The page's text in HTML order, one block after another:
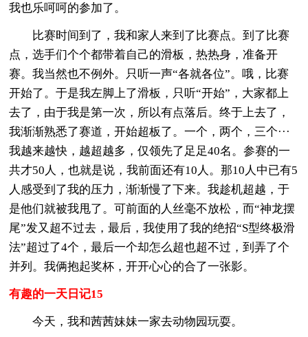
我也乐呵呵的参加了。
比赛时间到了，我和家人来到了比赛点。到了比赛
点，选手们个个都带着自己的滑板，热热身，准备开
赛。我当然也不例外。只听一声“各就各位”。哦，比赛
开始了。于是我左脚上了滑板，只听“开始”，大家都上
去了，由于我是第一次，所以有点落后。终于上去了，
我渐渐熟悉了赛道，开始超板了。一个，两个，三个···
我越来越快，越超越多，仅领先了足足40名。参赛的一
共才50人，也就是说，我前面还有10人。那10人中已有5
人感受到了我的压力，渐渐慢了下来。我趁机超越，于
是他们就被我甩了。可前面的人丝毫不放松，而“神龙摆
尾”发又超不过去，最后，我使用了我的绝招“S型终极滑
法”超过了4个，最后一个却怎么超也超不过，到弄了个
并列。我俩抱起奖杯，开开心心的合了一张影。
有趣的一天日记15
今天，我和茜茜妹妹一家去动物园玩耍。